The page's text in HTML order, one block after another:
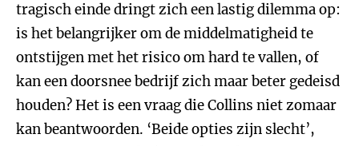
tragisch einde dringt zich een lastig dilemma op:
is het belangrijker om de middelmatigheid te
ontstijgen met het risico om hard te vallen, of
kan een doorsnee bedrijf zich maar beter gedeisd
houden? Het is een vraag die Collins niet zomaar
kan beantwoorden. ‘Beide opties zijn slecht’,